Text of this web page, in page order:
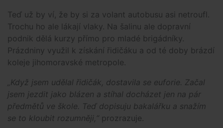
Teď už by ví, že by si za volant autobusu asi netroufl.
Trochu ho ale lákají vlaky. Na šalinu ale dopravní
podnik dělá kurzy přímo pro mladé brigádníky.
Prázdniny využil k získání řidičáku a od té doby brázdí
koleje jihomoravské metropole.
„Když jsem udělal řidičák, dostavila se euforie. Začal
jsem jezdit jako blázen a stíhal docházet jen na pár
předmětů ve škole. Teď dopisuju bakalářku a snažím
se to kloubit rozumněji,“ prozrazuje.